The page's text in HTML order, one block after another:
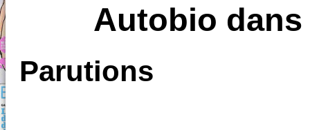
Autobio dans
Parutions